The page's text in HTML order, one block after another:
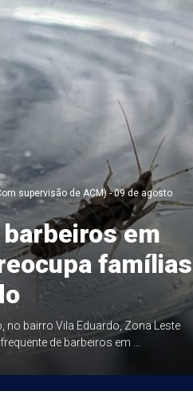
supervisão de ACM) - 09 de agosto
em
famílias
no bairro Vila Eduardo, Zona Leste
de barbeiros em ...